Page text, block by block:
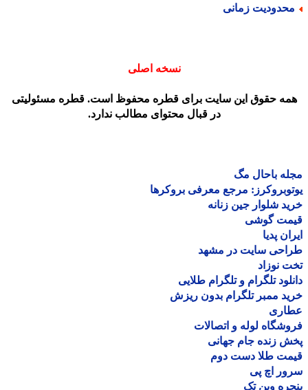
زمانی
نسخه اصلی
حقوق این سایت برای قطره محفوظ است. قطره مسئولیتی
در قبال محتوای مطالب ندارد.
باحال مگ
مرجع معرفی بروکرها
شلوار جین زنانه
گوشی
پدیا
سایت در مشهد
نوزاد
تلگرام و تلگرام طلایی
ممبر تلگرام بدون ریزش
لوله و اتصالات
زنده جام جهانی
طلا دست دوم
اچ پی
وین تک